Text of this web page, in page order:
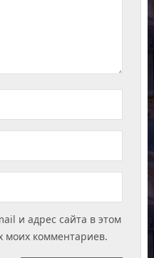
и адрес сайта в этом
моих комментариев.